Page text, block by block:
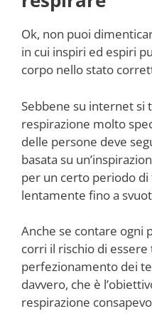
Ok, non puoi
in cui inspiri ed espiri
corpo nello stato
Sebbene su internet
respirazione molto
delle persone deve
basata su
per un certo periodo
lentamente fino a
Anche se contare ogni
corri il rischio di
perfezionamento dei
davvero, che è
respirazione